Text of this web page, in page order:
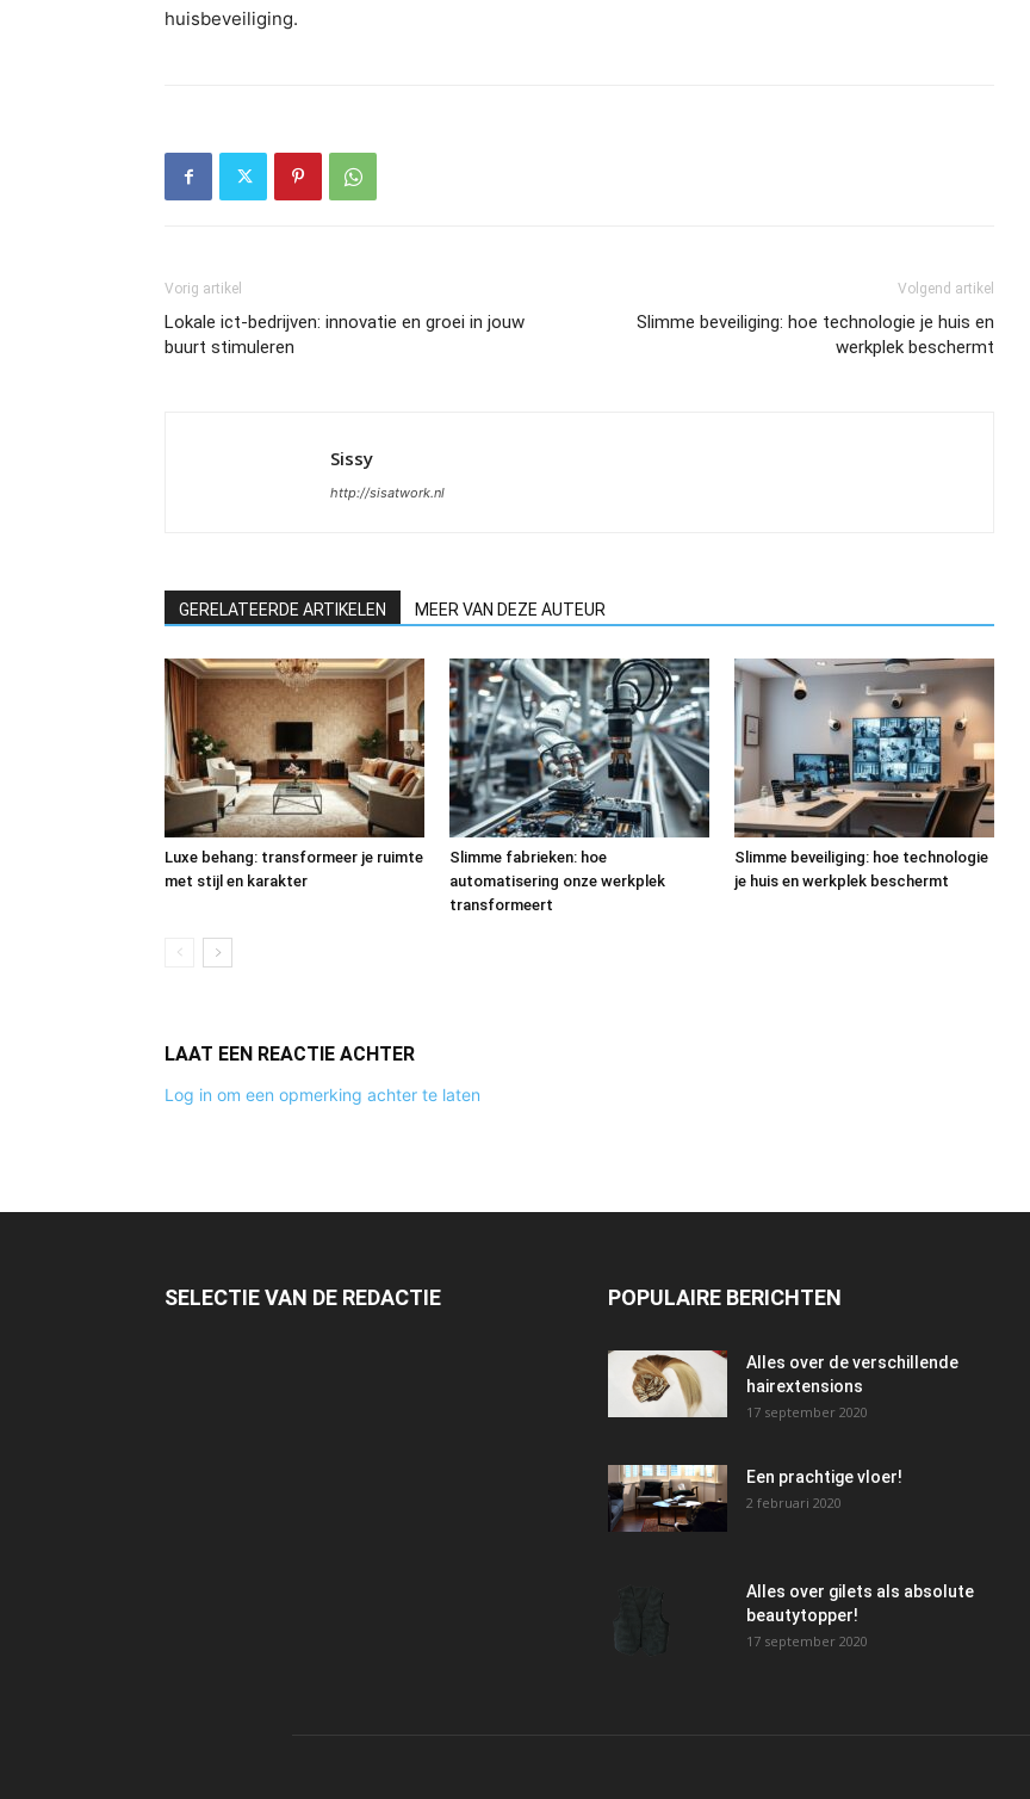
huisbeveiliging.
Vorig artikel
Lokale ict-bedrijven: innovatie en groei in jouw
buurt stimuleren
Volgend artikel
Slimme beveiliging: hoe technologie je huis en
werkplek beschermt
Sissy
http://sisatwork.nl
GERELATEERDE ARTIKELEN MEER VAN DEZE AUTEUR
Luxe behang: transformeer je ruimte
met stijl en karakter
Slimme fabrieken: hoe
automatisering onze werkplek
transformeert
Slimme beveiliging: hoe technologie
je huis en werkplek beschermt
LAAT EEN REACTIE ACHTER
Log in om een opmerking achter te laten
SELECTIE VAN DE REDACTIE POPULAIRE BERICHTEN
Alles over de verschillende
hairextensions
17 september 2020
Een prachtige vloer!
2 februari 2020
Alles over gilets als absolute
beautytopper!
17 september 2020